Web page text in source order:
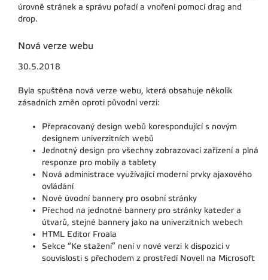
úrovně stránek a správu pořadí a vnoření pomocí drag and
drop.
Nová verze webu
30.5.2018
Byla spuštěna nová verze webu, která obsahuje několik
zásadních změn oproti původní verzi:
Přepracovaný design webů korespondující s novým
designem univerzitních webů
Jednotný design pro všechny zobrazovací zařízení a plná
responze pro mobily a tablety
Nová administrace využívající moderní prvky ajaxového
ovládání
Nové úvodní bannery pro osobní stránky
Přechod na jednotné bannery pro stránky kateder a
útvarů, stejné bannery jako na univerzitních webech
HTML Editor Froala
Sekce “Ke stažení” není v nové verzi k dispozici v
souvislosti s přechodem z prostředí Novell na Microsoft